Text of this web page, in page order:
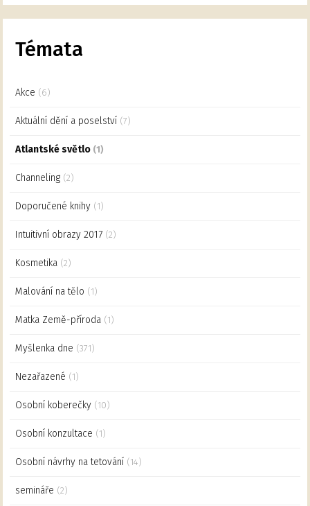
Témata
Akce (6)
Aktuální dění a poselství (7)
Atlantské světlo (1)
Channeling (2)
Doporučené knihy (1)
Intuitivní obrazy 2017 (2)
Kosmetika (2)
Malování na tělo (1)
Matka Země-příroda (1)
Myšlenka dne (371)
Nezařazené (1)
Osobní koberečky (10)
Osobní konzultace (1)
Osobní návrhy na tetování (14)
semináře (2)